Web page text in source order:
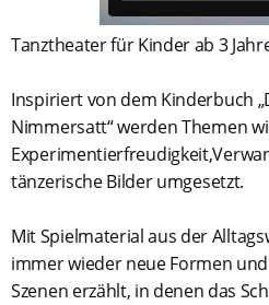
Tanztheater für Kinder ab 3
Inspiriert von dem Kinderbuch
Nimmersatt“ werden Themen
tänzerische Bilder umgesetzt.
Mit Spielmaterial aus der
immer wieder neue Formen
Szenen erzählt, in denen das